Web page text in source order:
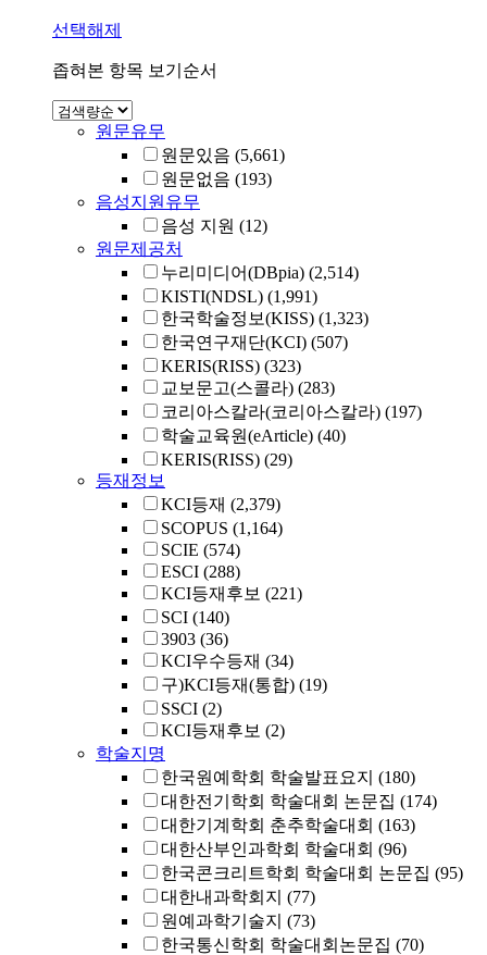
선택해제
좁혀본 항목 보기순서
원문유무
원문있음 (5,661)
원문없음 (193)
음성지원유무
음성 지원 (12)
원문제공처
누리미디어(DBpia) (2,514)
KISTI(NDSL) (1,991)
한국학술정보(KISS) (1,323)
한국연구재단(KCI) (507)
KERIS(RISS) (323)
교보문고(스콜라) (283)
코리아스칼라(코리아스칼라) (197)
학술교육원(eArticle) (40)
KERIS(RISS) (29)
등재정보
KCI등재 (2,379)
SCOPUS (1,164)
SCIE (574)
ESCI (288)
KCI등재후보 (221)
SCI (140)
3903 (36)
KCI우수등재 (34)
구)KCI등재(통합) (19)
SSCI (2)
KCI등재후보 (2)
학술지명
한국원예학회 학술발표요지 (180)
대한전기학회 학술대회 논문집 (174)
대한기계학회 춘추학술대회 (163)
대한산부인과학회 학술대회 (96)
한국콘크리트학회 학술대회 논문집 (95)
대한내과학회지 (77)
원예과학기술지 (73)
한국통신학회 학술대회논문집 (70)